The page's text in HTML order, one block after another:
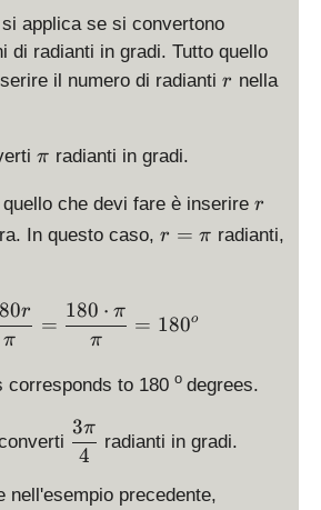
applica se si convertono
di radianti in gradi. Tutto quello
il numero di radianti r
r nella
\
i
π radianti in gradi.
quello che devi fare è inserire r
r
In questo caso, r
i
r = π radianti,
d = \frac{180 r}{\pi} =
π
r
=
π
180 ⋅ π
= 180o
corresponds to 180 o degrees.
\
d
s
4
3π
radianti in gradi.
nell'esempio precedente,